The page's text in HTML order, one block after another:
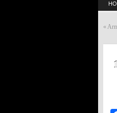
«